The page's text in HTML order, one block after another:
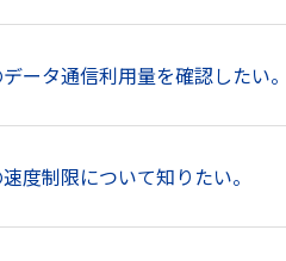
ータ通信利用量を確認したい。
度制限について知りたい。